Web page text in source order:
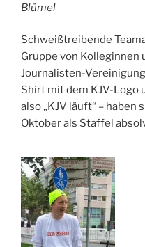
Blümel
Schweißtreibende
Gruppe von Kolleginnen
Journalisten-
Shirt mit dem KJV-Logo
also „KJV läuft“ – haben
Oktober als Staffel